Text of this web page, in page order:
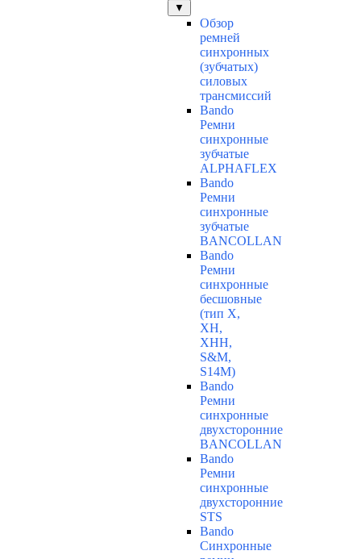
▼
Обзор
ремней
синхронных
(зубчатых)
силовых
трансмиссий
Bando
Ремни
синхронные
зубчатые
ALPHAFLEX
Bando
Ремни
синхронные
зубчатые
BANCOLLAN
Bando
Ремни
синхронные
бесшовные
(тип Х,
ХН,
ХНН,
S&M,
S14М)
Bando
Ремни
синхронные
двухсторонние
BANCOLLAN
Bando
Ремни
синхронные
двухсторонние
STS
Bando
Синхронные